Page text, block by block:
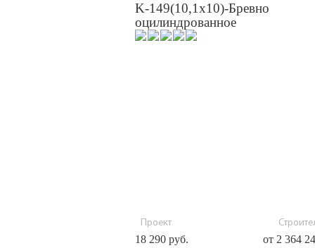
K-149(10,1х10)-Бревно
оцилиндрованное
Проект
18 290 руб. от 2 364